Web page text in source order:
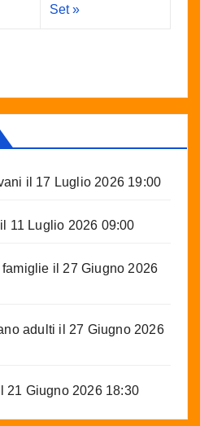
Set »
il 17 Luglio 2026 19:00
11 Luglio 2026 09:00
il 27 Giugno 2026
adulti il 27 Giugno 2026
21 Giugno 2026 18:30